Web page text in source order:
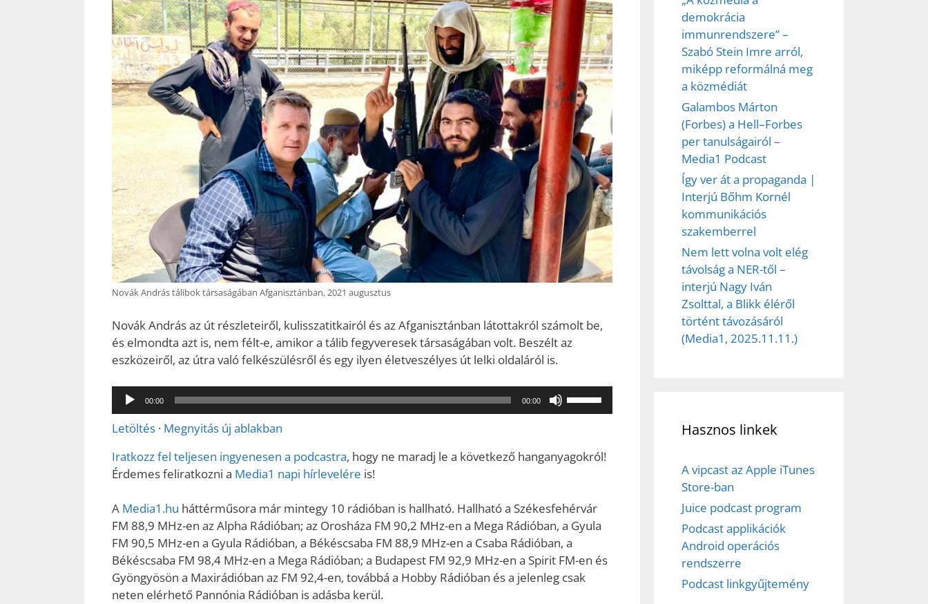
Novák András tálibok társaságában Afganisztánban, 2021 augusztus
Novák András az út részleteiről, kulisszatitkairól és az Afganisztánban látottakról számolt be,
és elmondta azt is, nem félt-e, amikor a tálib fegyveresek társaságában volt. Beszélt az
eszközeiről, az útra való felkészülésről és egy ilyen életveszélyes út lelki oldaláról is.
Audió
lejátszó
00:00 00:00
hangerő
csökkentéséhez
billentyűket
kell
használni.
Letöltés · Megnyitás új ablakban
Iratkozz fel teljesen ingyenesen a podcastra, hogy ne maradj le a következő hanganyagokról!
Érdemes feliratkozni a Media1 napi hírlevelére is!
A Media1.hu háttérműsora már mintegy 10 rádióban is hallható. Hallható a Székesfehérvár
FM 88,9 MHz-en az Alpha Rádióban; az Orosháza FM 90,2 MHz-en a Mega Rádióban, a Gyula
FM 90,5 MHz-en a Gyula Rádióban, a Békéscsaba FM 88,9 MHz-en a Csaba Rádióban, a
Békéscsaba FM 98,4 MHz-en a Mega Rádióban; a Budapest FM 92,9 MHz-en a Spirit FM-en és
Gyöngyösön a Maxirádióban az FM 92,4-en, továbbá a Hobby Rádióban és a jelenleg csak
neten elérhető Pannónia Rádióban is adásba kerül.
demokrácia
immunrendszere” –
Szabó Stein Imre arról,
miképp reformálná meg
a közmédiát
Galambos Márton
(Forbes) a Hell–Forbes
per tanulságairól –
Media1 Podcast
Így ver át a propaganda |
Interjú Bőhm Kornél
kommunikációs
szakemberrel
Nem lett volna volt elég
távolság a NER-től –
interjú Nagy Iván
Zsolttal, a Blikk éléről
történt távozásáról
(Media1, 2025.11.11.)
Hasznos linkek
A vipcast az Apple iTunes
Store-ban
Juice podcast program
Podcast applikációk
Android operációs
rendszerre
Podcast linkgyűjtemény